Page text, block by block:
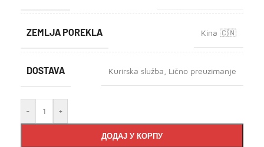
ZEMLJA POREKLA Kina 🇨🇳
DOSTAVA Kurirska služba Lično preuzimanje
- +
ДОДАЈ У КОРПУ